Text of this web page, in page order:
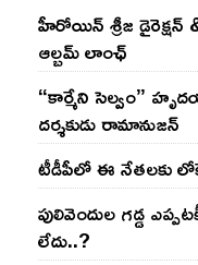
హీరోయిన్ శ్రీజ
ఆల్బమ్ లాంఛ్
“కార్మేని సెల్వం”
దర్శకుడు రామానుజన్
టీడీపీలో ఈ నేత‌ల‌కు
పులివెందుల గ‌డ్డ
లేదు..?